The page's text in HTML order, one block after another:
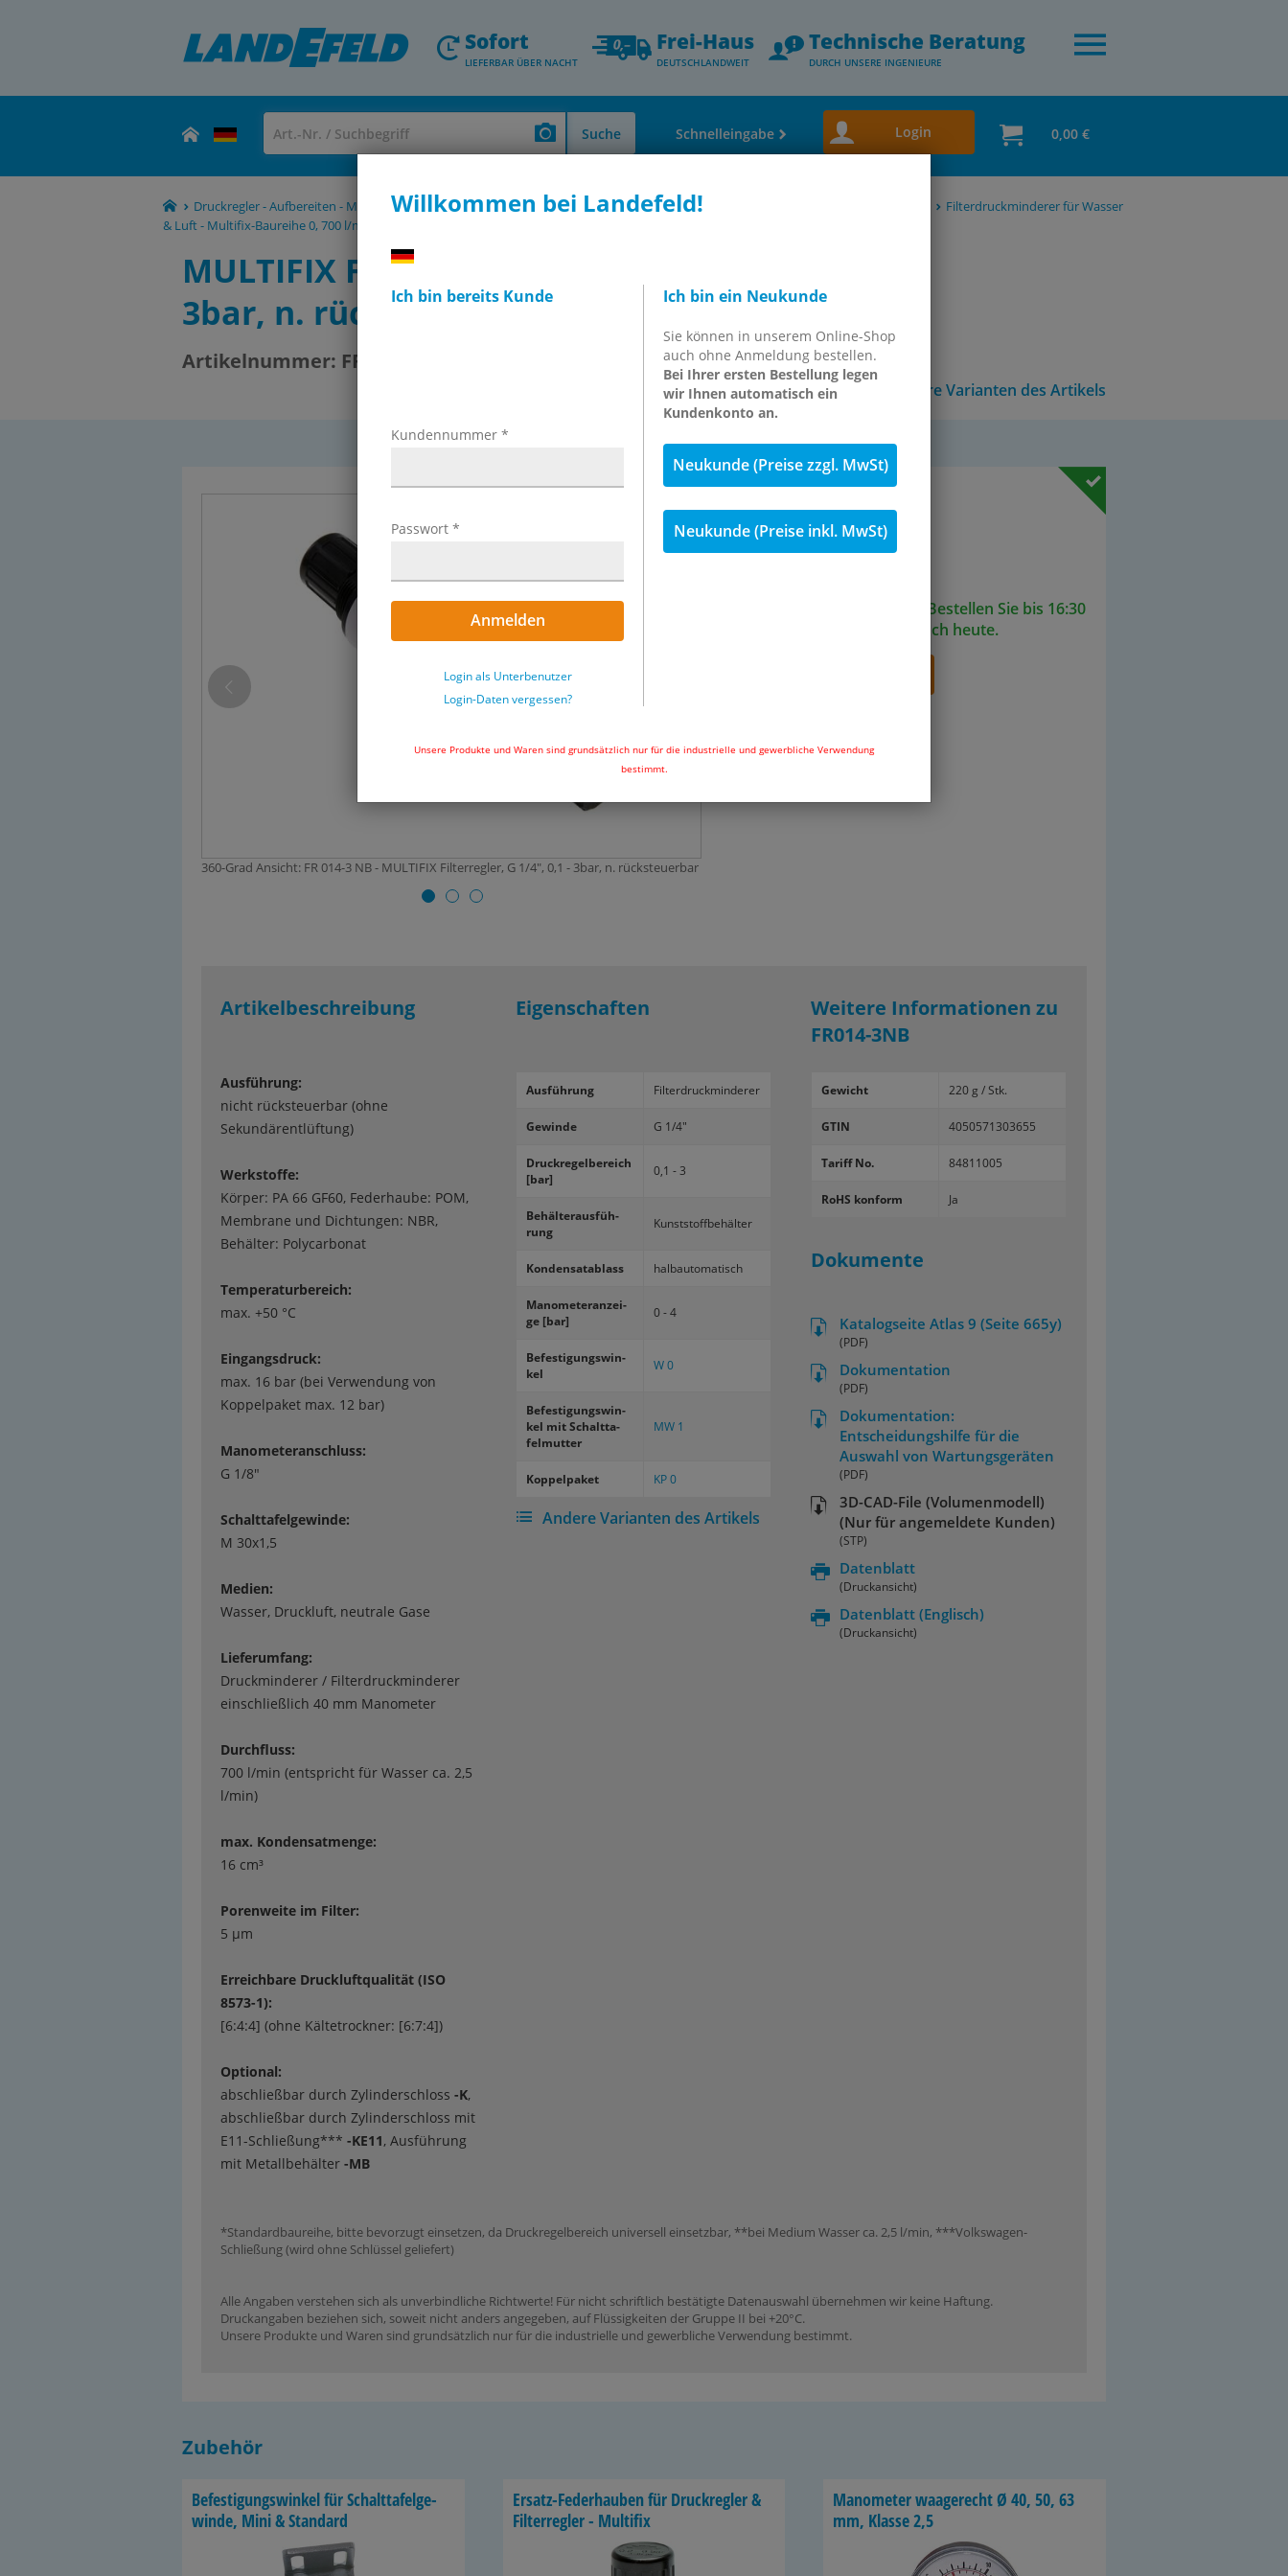
Willkommen bei Landefeld!
Ich bin bereits Kunde
Kundennummer *
Passwort *
Anmelden
Login als Unterbenutzer
Login-Daten vergessen?
Ich bin ein Neukunde
Sie können in unserem Online-Shop
auch ohne Anmeldung bestellen.
Bei Ihrer ersten Bestellung legen
wir Ihnen automatisch ein
Kundenkonto an.
Neukunde (Preise zzgl. MwSt)
Neukunde (Preise inkl. MwSt)
Unsere Produkte und Waren sind grundsätzlich nur für die industrielle und gewerbliche Verwendung
bestimmt.
Sofort
LIEFERBAR ÜBER NACHT
Frei-Haus
DEUTSCHLANDWEIT
Technische Beratung
DURCH UNSERE INGENIEURE
Suche Schnelleingabe Login 0,00 €
Druckregler - Aufbereiten - Manometer - Thermometer - Durchfluss- & Füllstandsmessung
Filterdruckminderer für Wasser
& Luft - Multifix-Baureihe 0, 700 l/min**
MULTIFIX Filterregler, G 1/4", 0,1 -
3bar, n. rücksteuerbar
Artikelnummer: FR 014-3 NB
Andere Varianten des Artikels
inkl. MwSt.
360-Grad Ansicht: FR 014-3 NB - MULTIFIX Filterregler, G 1/4", 0,1 - 3bar, n. rücksteuerbar
69,25 €
Menge Stk.
Sofort ab Lager lieferbar. Bestellen Sie bis 16:30
Uhr und wir versenden noch heute.
Artikelbeschreibung
Ausführung:
nicht rücksteuerbar (ohne
Sekundärentlüftung)
Werkstoffe:
Körper: PA 66 GF60, Federhaube: POM,
Membrane und Dichtungen: NBR,
Behälter: Polycarbonat
Temperaturbereich:
max. +50 °C
Eingangsdruck:
max. 16 bar (bei Verwendung von
Koppelpaket max. 12 bar)
Manometeranschluss:
G 1/8"
Schalttafelgewinde:
M 30x1,5
Medien:
Wasser, Druckluft, neutrale Gase
Lieferumfang:
Druckminderer / Filterdruckminderer
einschließlich 40 mm Manometer
Durchfluss:
700 l/min (entspricht für Wasser ca. 2,5
l/min)
max. Kondensatmenge:
16 cm³
Porenweite im Filter:
5 µm
Erreichbare Druckluftqualität (ISO
8573-1):
[6:4:4] (ohne Kältetrockner: [6:7:4])
Optional:
abschließbar durch Zylinderschloss -K,
abschließbar durch Zylinderschloss mit
E11-Schließung*** -KE11, Ausführung
mit Metallbehälter -MB
Eigenschaften
Aus­füh­rung Fil­ter­druck­min­de­rer
Ge­win­de G 1/4"
Druck­re­gel­be­reich
[bar]
0,1 - 3
Be­häl­ter­aus­füh­
rung
Kunst­stoff­be­häl­ter
Kon­den­sat­ab­lass halb­au­to­ma­tisch
Ma­no­me­ter­an­zei­
ge [bar]
0 - 4
Be­fes­ti­gungs­win­
kel
W 0
Be­fes­ti­gungs­win­
kel mit Schalt­ta­
fel­mut­ter
MW 1
Kop­pel­pa­ket KP 0
Andere Varianten des Artikels
Weitere Informationen zu
FR014-3NB
Gewicht 220 g / Stk.
GTIN 4050571303655
Tariff No. 84811005
RoHS konform Ja
Dokumente
Katalogseite Atlas 9 (Seite 665y)
(PDF)
Dokumentation
(PDF)
Dokumentation:
Entscheidungshilfe für die
Auswahl von Wartungsgeräten
(PDF)
3D-CAD-File (Volumenmodell)
(Nur für angemeldete Kunden)
(STP)
Datenblatt
(Druckansicht)
Datenblatt (Englisch)
(Druckansicht)
*Standardbaureihe, bitte bevorzugt einsetzen, da Druckregelbereich universell einsetzbar, **bei Medium Wasser ca. 2,5 l/min, ***Volkswagen-
Schließung (wird ohne Schlüssel geliefert)
Alle Angaben verstehen sich als unverbindliche Richtwerte! Für nicht schriftlich bestätigte Datenauswahl übernehmen wir keine Haftung.
Druckangaben beziehen sich, soweit nicht anders angegeben, auf Flüssigkeiten der Gruppe II bei +20°C.
Unsere Produkte und Waren sind grundsätzlich nur für die industrielle und gewerbliche Verwendung bestimmt.
Zubehör
Be­fes­ti­gungs­win­kel für Schalt­ta­fel­ge­
win­de, Mini & Stan­dard
Ersatz-​Federhauben für Druck­reg­ler &
Fil­ter­reg­ler - Mul­ti­fix
Ma­no­me­ter waa­ge­recht Ø 40, 50, 63
mm, Klas­se 2,5